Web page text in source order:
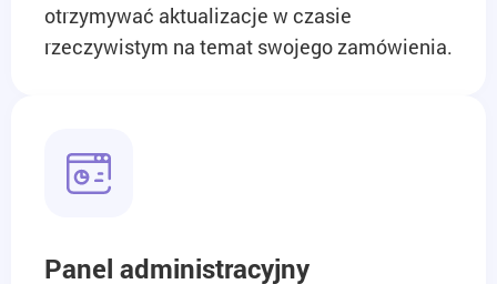
otrzymywać aktualizacje w czasie
rzeczywistym na temat swojego zamówienia.
Panel administracyjny